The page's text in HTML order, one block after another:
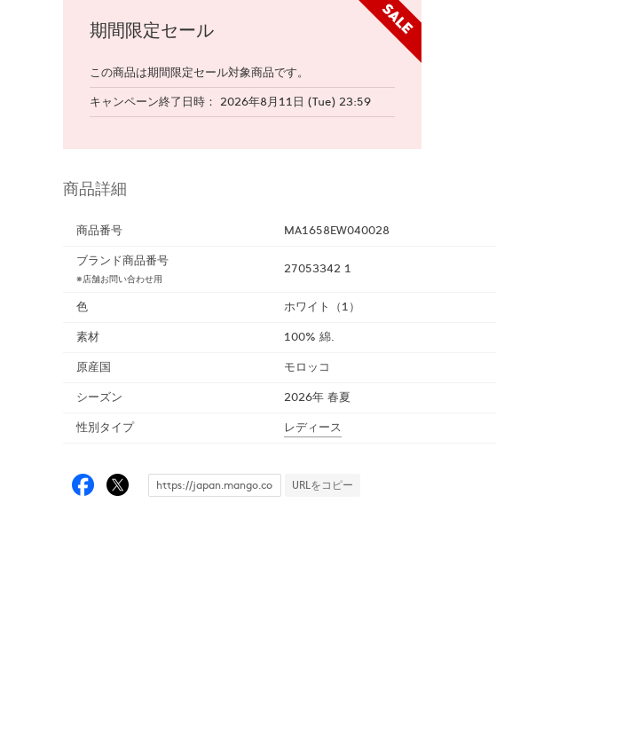
期間限定セール
この商品は期間限定セール対象商品です。
キャンペーン終了日時
2026年8月11日 (Tue) 23:59
商品詳細
商品番号
MA1658EW040028
ブランド商品番号
※店舗お問い合わせ用
27053342 1
色
ホワイト（1）
素材
100% 綿.
原産国
モロッコ
シーズン
2026年 春夏
性別タイプ
レディース
URLをコピー